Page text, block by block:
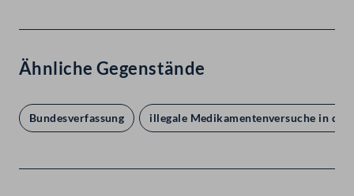
Ähnliche Gegenstände
Bundesverfassung illegale Medikamentenversuche in der